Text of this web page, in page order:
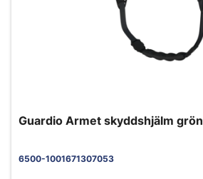
Guardio Armet skyddshjälm grön
6500-1001671307053